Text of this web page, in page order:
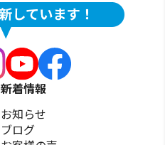
新着情報
お知らせ
ブログ